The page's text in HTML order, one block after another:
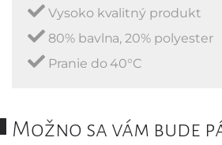
Vysoko kvalitný produkt
80% bavlna, 20% polyester
Pranie do 40°C
Možno sa vám bude